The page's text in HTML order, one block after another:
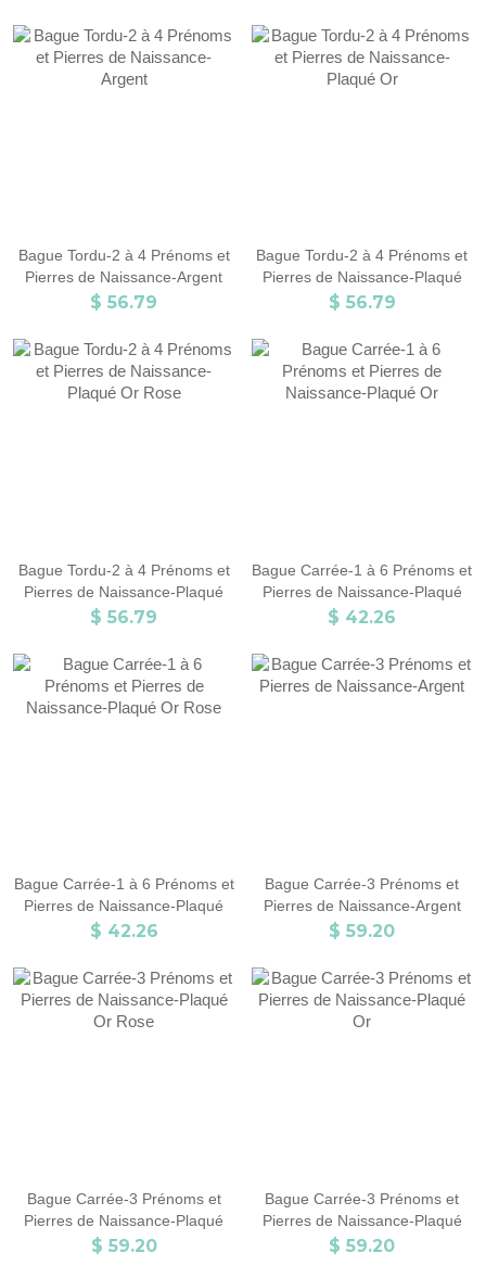
Bague Tordu-2 à 4 Prénoms et
Pierres de Naissance-Argent
$ 56.79
Bague Tordu-2 à 4 Prénoms et
Pierres de Naissance-Plaqué
Or
$ 56.79
Bague Tordu-2 à 4 Prénoms et
Pierres de Naissance-Plaqué
Or Rose
$ 56.79
Bague Carrée-1 à 6 Prénoms et
Pierres de Naissance-Plaqué
Or
$ 42.26
Bague Carrée-1 à 6 Prénoms et
Pierres de Naissance-Plaqué
Or Rose
$ 42.26
Bague Carrée-3 Prénoms et
Pierres de Naissance-Argent
$ 59.20
Bague Carrée-3 Prénoms et
Pierres de Naissance-Plaqué
Or Rose
$ 59.20
Bague Carrée-3 Prénoms et
Pierres de Naissance-Plaqué
Or
$ 59.20